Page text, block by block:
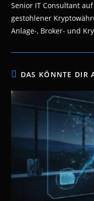
Senior IT Consultant
gestohlener
Anlage-, Broker- und
DAS KÖNNTE DIR